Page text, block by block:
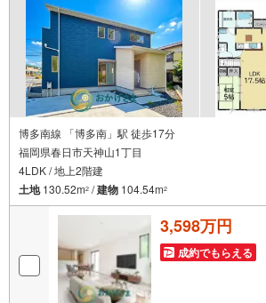
博多南線 「博多南」駅 徒歩17分
福岡県春日市天神山1丁目
4LDK / 地上2階建
土地130.52m2 /建物 104.54m2
3,598万円
成約でもらえる